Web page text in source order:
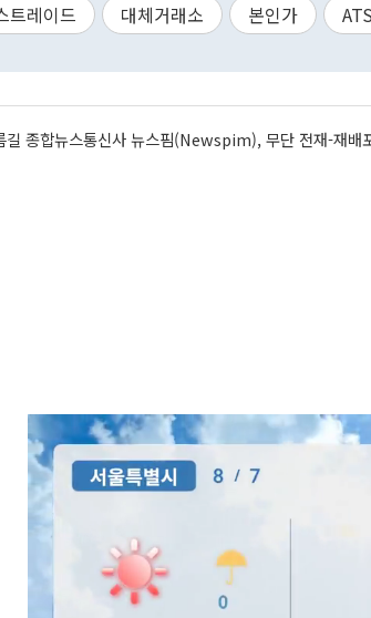
트레이드 대체거래소 본인가 ATS
길 종합뉴스통신사 뉴스핌(Newspim), 무단 전재-재배